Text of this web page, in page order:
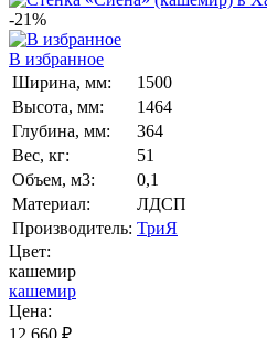
-21%
В избранное
Ширина, мм:
1500
Высота, мм:
1464
Глубина, мм:
364
Вес, кг:
51
Объем, м3:
0,1
Материал:
ЛДСП
Производитель: ТриЯ
Цвет:
кашемир
кашемир
Цена:
12 660 ₽